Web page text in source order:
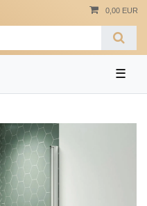
0,00 EUR
☰